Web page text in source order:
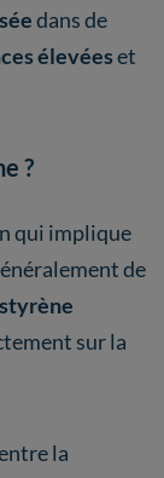
dans de
élevéeset
?
qui implique
de
sur la
la